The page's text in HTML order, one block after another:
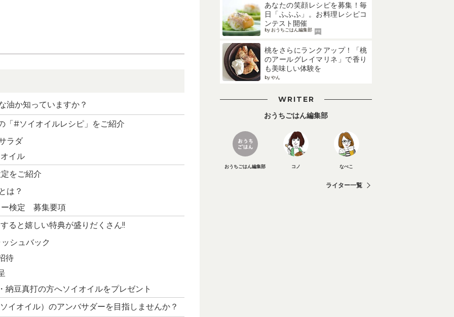
油か知っていますか？
#ソイオイルレシピ」をご紹介
ラダ
イル
をご紹介
は？
ー検定 募集要項
ると嬉しい特典が盛りだくさん!!
シュバック
待
納豆真打の方へソイオイルをプレゼント
イオイル）のアンバサダーを目指しませんか？
あなたの笑顔レシピを募集！毎
日「ふふふ」。お料理レシピコ
ンテスト開催
by おうちごはん編集部
桃をさらにランクアップ！「桃
のアールグレイマリネ」で香り
も美味しい体験を
by やん
WRITER
おうちごはん編集部
おうちごはん編集部 コノ なべこ
ライター一覧